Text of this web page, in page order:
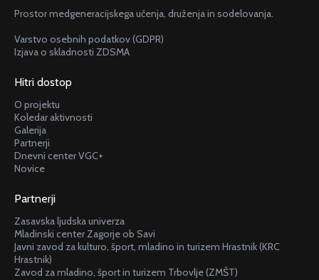
Prostor medgeneracijskega učenja, druženja in sodelovanja.
Varstvo osebnih podatkov (GDPR)
Izjava o skladnosti ZDSMA
Hitri dostop
O projektu
Koledar aktivnosti
Galerija
Partnerji
Dnevni center VGC+
Novice
Partnerji
Zasavska ljudska univerza
Mladinski center Zagorje ob Savi
Javni zavod za kulturo, šport, mladino in turizem Hrastnik (KRC
Hrastnik)
Zavod za mladino, šport in turizem Trbovlje (ZMŠT)